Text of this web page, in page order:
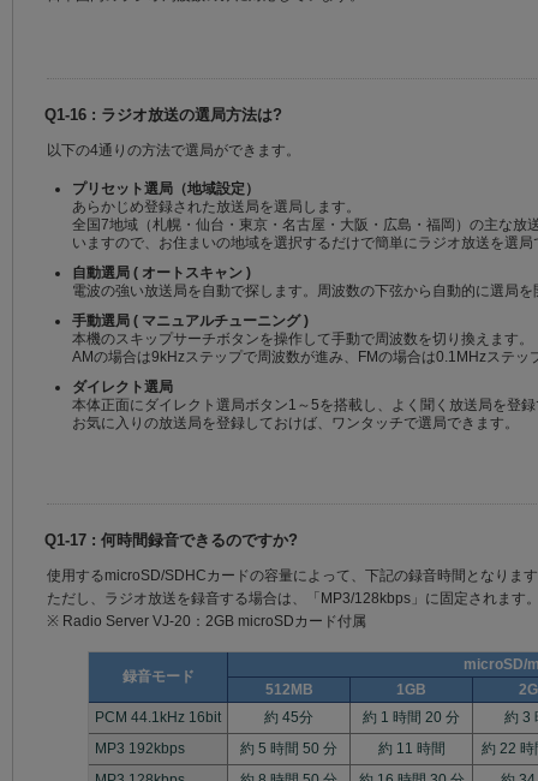
Q1-16 : ラジオ放送の選局方法は?
以下の4通りの方法で選局ができます。
プリセット選局（地域設定）
あらかじめ登録された放送局を選局します。
全国7地域（札幌・仙台・東京・名古屋・大阪・広島・福岡）の主な放
いますので、お住まいの地域を選択するだけで簡単にラジオ放送を選局
自動選局 ( オートスキャン )
電波の強い放送局を自動で探します。周波数の下弦から自動的に選局
手動選局 ( マニュアルチューニング )
本機のスキップサーチボタンを操作して手動で周波数を切り換えます。
AMの場合は9kHzステップで周波数が進み、FMの場合は0.1MHzステッ
ダイレクト選局
本体正面にダイレクト選局ボタン1～5を搭載し、よく聞く放送局を登
お気に入りの放送局を登録しておけば、ワンタッチで選局できます。
Q1-17 : 何時間録音できるのですか?
使用するmicroSD/SDHCカードの容量によって、下記の録音時間となりま
ただし、ラジオ放送を録音する場合は、「MP3/128kbps」に固定されます
※ Radio Server VJ-20：2GB microSDカード付属
録音モード
microSD/
512MB
1GB
PCM 44.1kHz 16bit
約 45分 約 1 時間 20 分
約 3
MP3 192kbps
約 5 時間 50 分 約 11 時間
約 22 時